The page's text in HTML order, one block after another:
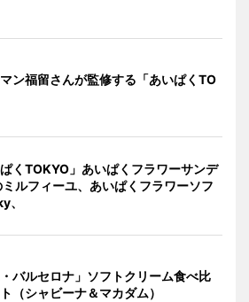
ン福留さんが監修する「あいぱくTO
ぱくTOKYO」あいぱくフラワーサンデ
ミルフィーユ、あいぱくフラワーソフ
、
・バルセロナ」ソフトクリーム食べ比
（シャビーナ＆マカダム）